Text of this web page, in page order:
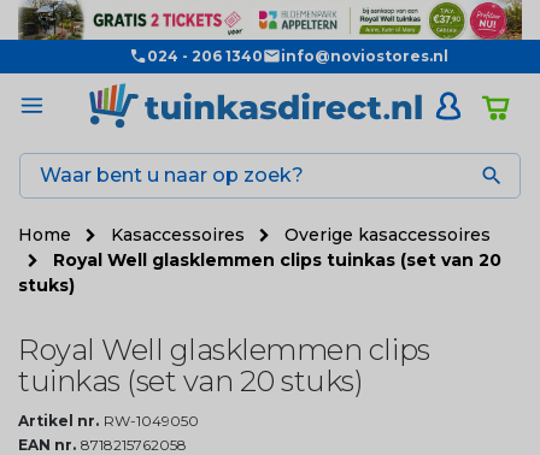
024 - 206 1340 info@noviostores.nl

Home Kasaccessoires
Overige kasaccessoires
Royal Well glasklemmen clips tuinkas (set van 20
stuks)
Royal Well glasklemmen clips
tuinkas (set van 20 stuks)
Artikel nr. RW-1049050
EAN nr. 8718215762058